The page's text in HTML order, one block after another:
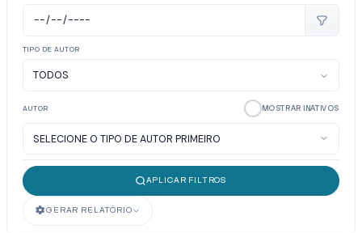
TIPO DE AUTOR
AUTOR MOSTRAR INATIVOS
APLICAR FILTROS
GERAR RELATÓRIO